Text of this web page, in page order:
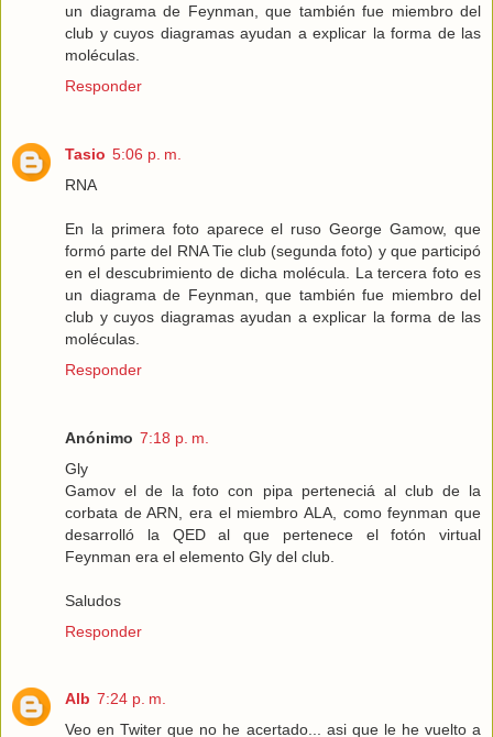
un diagrama de Feynman, que también fue miembro del
club y cuyos diagramas ayudan a explicar la forma de las
moléculas.
Responder
Tasio 5:06 p. m.
RNA
En la primera foto aparece el ruso George Gamow, que
formó parte del RNA Tie club (segunda foto) y que participó
en el descubrimiento de dicha molécula. La tercera foto es
un diagrama de Feynman, que también fue miembro del
club y cuyos diagramas ayudan a explicar la forma de las
moléculas.
Responder
Anónimo 7:18 p. m.
Gly
Gamov el de la foto con pipa perteneciá al club de la
corbata de ARN, era el miembro ALA, como feynman que
desarrolló la QED al que pertenece el fotón virtual
Feynman era el elemento Gly del club.
Saludos
Responder
Alb 7:24 p. m.
Veo en Twiter que no he acertado... asi que le he vuelto a